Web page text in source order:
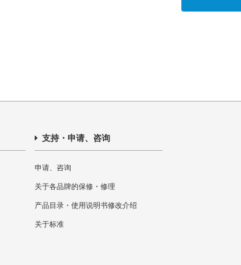
支持・申请、咨询
申请、咨询
关于各品牌的保修・修理
产品目录・使用说明书修改介绍
关于标准